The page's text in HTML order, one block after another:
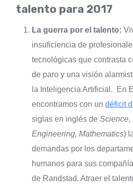
talento para 2017
La guerra por el talento:
insuficiencia de
tecnológicas que contrasta
de paro y una visión
la Inteligencia Artificial. En
encontramos con un déficit
siglas en inglés de Science,
Engineering, Mathematics)
demandas por los
humanos para sus
de Randstad. Atraer el